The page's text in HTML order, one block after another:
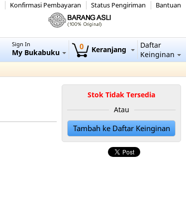
Konfirmasi Pembayaran Status Pengiriman Bantuan
Daftar
Keinginan
0 Keranjang
Sign In
My Bukabuku
Stok Tidak Tersedia
Atau
Tambah ke Daftar Keinginan